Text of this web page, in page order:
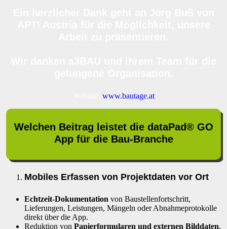
www.bautage.at
Welchen Beitrag leistet die dataPad® GO
App für die Bau-Branche
Mobiles Erfassen von Projektdaten vor Ort
Echtzeit-Dokumentation von Baustellenfortschritt,
Lieferungen, Leistungen, Mängeln oder Abnahmeprotokolle
direkt über die App.
Reduktion von Papierformularen und externen Bilddaten,